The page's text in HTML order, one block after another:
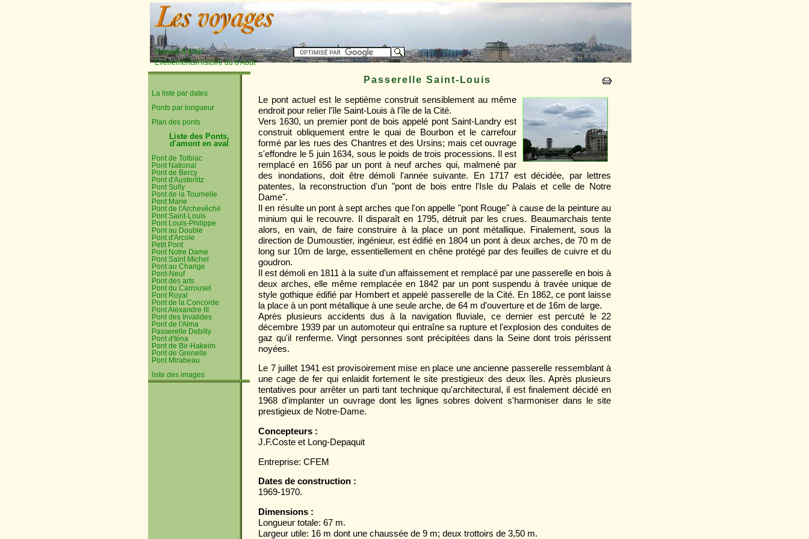
Samedi 8 Août
Événements/Histoire du 8 Août
La liste par dates
Ponts par longueur
Plan des ponts
Liste des Ponts,
d'amont en aval
Pont de Tolbiac
Pont National
Pont de Bercy
Pont d'Austerlitz
Pont Sully
Pont de la Tournelle
Pont Marie
Pont de l'Archevêché
Pont Saint-Louis
Pont Louis-Philippe
Pont au Double
Pont d'Arcole
Petit Pont
Pont Notre Dame
Pont Saint Michel
Pont au Change
Pont-Neuf
Pont des arts
Pont du Carrousel
Pont Royal
Pont de la Concorde
Pont Alexandre III
Pont des Invalides
Pont de l'Alma
Passerelle Debilly
Pont d'Iéna
Pont de Bir-Hakeim
Pont de Grenelle
Pont Mirabeau
liste des images
Passerelle Saint-Louis
Le pont actuel est le septième construit sensiblement au même
endroit pour relier l'île Saint-Louis à l'île de la Cité.
Vers 1630, un premier pont de bois appelé pont Saint-Landry est
construit obliquement entre le quai de Bourbon et le carrefour
formé par les rues des Chantres et des Ursins; mais cet ouvrage
s'effondre le 5 juin 1634, sous le poids de trois processions. Il est
remplacé en 1656 par un pont à neuf arches qui, malmené par
des inondations, doit être démoli l'année suivante. En 1717 est décidée, par lettres
patentes, la reconstruction d'un "pont de bois entre l'Isle du Palais et celle de Notre
Dame".
Il en résulte un pont à sept arches que l'on appelle "pont Rouge" à cause de la peinture au
minium qui le recouvre. Il disparaît en 1795, détruit par les crues. Beaumarchais tente
alors, en vain, de faire construire à la place un pont métallique. Finalement, sous la
direction de Dumoustier, ingénieur, est édifié en 1804 un pont à deux arches, de 70 m de
long sur 10m de large, essentiellement en chêne protégé par des feuilles de cuivre et du
goudron.
Il est démoli en 1811 à la suite d'un affaissement et remplacé par une passerelle en bois à
deux arches, elle même remplacée en 1842 par un pont suspendu à travée unique de
style gothique édifié par Hombert et appelé passerelle de la Cité. En 1862, ce pont laisse
la place à un pont métallique à une seule arche, de 64 m d'ouverture et de 16m de large.
Après plusieurs accidents dus à la navigation fluviale, ce dernier est percuté le 22
décembre 1939 par un automoteur qui entraîne sa rupture et l'explosion des conduites de
gaz qu'il renferme. Vingt personnes sont précipitées dans la Seine dont trois périssent
noyées.
Le 7 juillet 1941 est provisoirement mise en place une ancienne passerelle ressemblant à
une cage de fer qui enlaidit fortement le site prestigieux des deux îles. Après plusieurs
tentatives pour arrêter un parti tant technique qu'architectural, il est finalement décidé en
1968 d'implanter un ouvrage dont les lignes sobres doivent s'harmoniser dans le site
prestigieux de Notre-Dame.
Concepteurs :
J.F.Coste et Long-Depaquit
Entreprise: CFEM
Dates de construction :
1969-1970.
Dimensions :
Longueur totale: 67 m.
Largeur utile: 16 m dont une chaussée de 9 m; deux trottoirs de 3,50 m.